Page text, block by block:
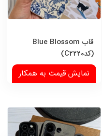
قاب Blue Blossom
(کدC2220)
نمایش قیمت به همکار